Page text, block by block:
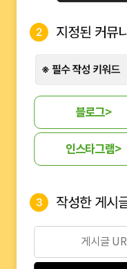
블로그>
인스타그램>